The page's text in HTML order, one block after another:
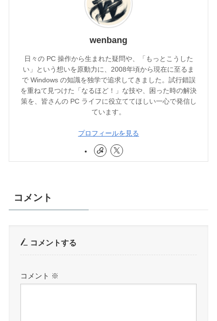
wenbang
日々の PC 操作から生まれた疑問や、「もっとこうした
い」という想いを原動力に、2008年頃から現在に至るま
で Windows の知識を独学で追求してきました。試行錯誤
を重ねて見つけた「なるほど！」な技や、困った時の解決
策を、皆さんの PC ライフに役立ててほしい一心で発信し
ています。
プロフィールを見る
コメント
コメントする
コメント ※